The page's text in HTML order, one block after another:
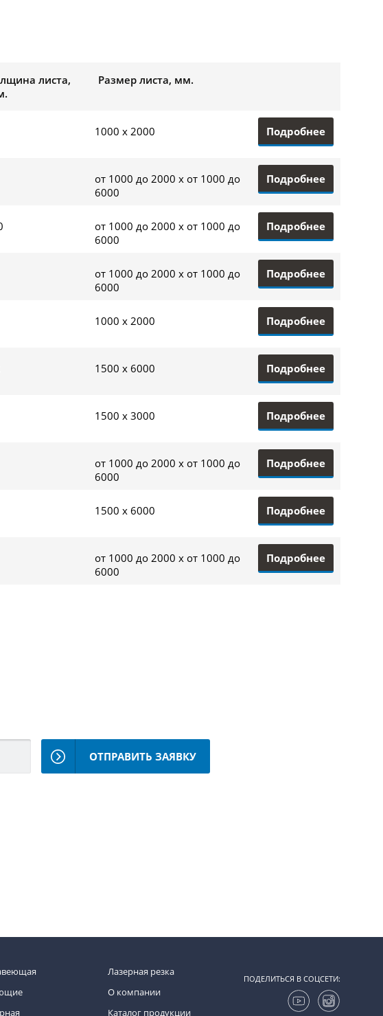
листа,
Размер листа, мм.
1000 x 2000 Подробнее
от 1000 до 2000 x от 1000 до
6000
Подробнее
от 1000 до 2000 x от 1000 до
6000
Подробнее
от 1000 до 2000 x от 1000 до
6000
Подробнее
1000 x 2000 Подробнее
1500 x 6000 Подробнее
1500 x 3000 Подробнее
от 1000 до 2000 x от 1000 до
6000
Подробнее
1500 x 6000 Подробнее
от 1000 до 2000 x от 1000 до
6000
Подробнее
ОТПРАВИТЬ ЗАЯВКУ
Лазерная резка
О компании
Каталог продукции
ПОДЕЛИТЬСЯ В СОЦСЕТИ: